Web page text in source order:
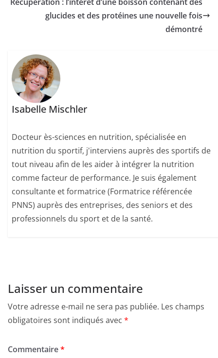
glucides et des protéines une nouvelle fois
démontré
Isabelle Mischler
Docteur ès-sciences en nutrition, spécialisée en
nutrition du sportif, j'interviens auprès des sportifs de
tout niveau afin de les aider à intégrer la nutrition
comme facteur de performance. Je suis également
consultante et formatrice (Formatrice référencée
PNNS) auprès des entreprises, des seniors et des
professionnels du sport et de la santé.
Laisser un commentaire
Votre adresse e-mail ne sera pas publiée. Les champs
obligatoires sont indiqués avec *
Commentaire*